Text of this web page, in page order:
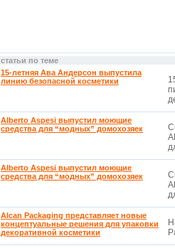
статьи по теме
15-летняя Ава Андерсон выпустила
линию безопасной косметики
Alberto Aspesi выпустил моющие
средства для “модных” домохозяек
Alberto Aspesi выпустил моющие
средства для “модных” домохозяек
Alcan Packaging представляет новые
концептуальные решения для упаковки
декоративной косметики